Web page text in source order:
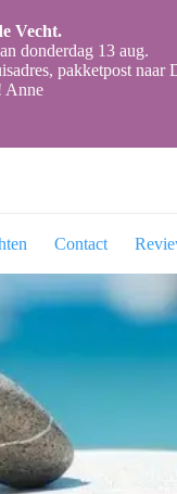
Vecht.
donderdag 13 aug.
pakketpost
Anne
Contact